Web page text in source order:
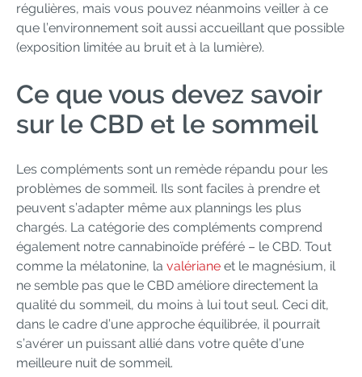
régulières, mais vous pouvez néanmoins veiller à ce
que l’environnement soit aussi accueillant que possible
(exposition limitée au bruit et à la lumière).
Ce que vous devez savoir
sur le CBD et le sommeil
Les compléments sont un remède répandu pour les
problèmes de sommeil. Ils sont faciles à prendre et
peuvent s’adapter même aux plannings les plus
chargés. La catégorie des compléments comprend
également notre cannabinoïde préféré – le CBD. Tout
comme la mélatonine, la valériane et le magnésium, il
ne semble pas que le CBD améliore directement la
qualité du sommeil, du moins à lui tout seul. Ceci dit,
dans le cadre d’une approche équilibrée, il pourrait
s’avérer un puissant allié dans votre quête d’une
meilleure nuit de sommeil.